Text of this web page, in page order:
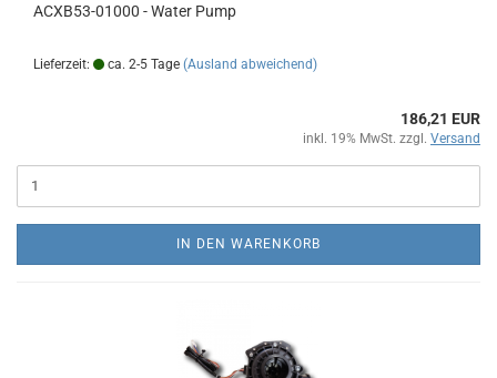
ACXB53-01000 - Water Pump
Lieferzeit: ca. 2-5 Tage (Ausland abweichend)
186,21 EUR
inkl. 19% MwSt. zzgl. Versand
IN DEN WARENKORB